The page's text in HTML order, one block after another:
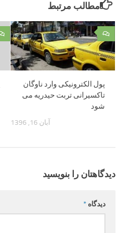
مطالب مرتبط
۰
پول الکترونیکی وارد ناوگان
تاکسیرانی تربت حیدریه می
شود
آبان 16, 1396
دیدگاهتان را بنویسید
دیدگاه *